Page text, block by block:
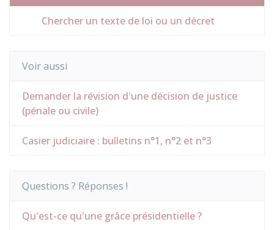
Chercher un texte de loi ou un décret
Voir aussi
Demander la révision d'une décision de justice
(pénale ou civile)
Casier judiciaire : bulletins n°1, n°2 et n°3
Questions ? Réponses !
Qu'est-ce qu'une grâce présidentielle ?